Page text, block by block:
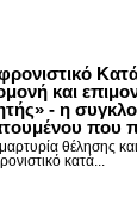
και
- η
που
θέλησης
κατά...